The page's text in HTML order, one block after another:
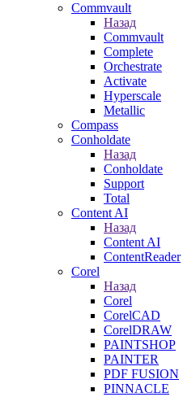
Commvault
Назад
Commvault
Complete
Orchestrate
Activate
Hyperscale
Metallic
Compass
Conholdate
Назад
Conholdate
Support
Total
Content AI
Назад
Content AI
ContentReader
Corel
Назад
Corel
CorelCAD
CorelDRAW
PAINTSHOP
PAINTER
PDF FUSION
PINNACLE